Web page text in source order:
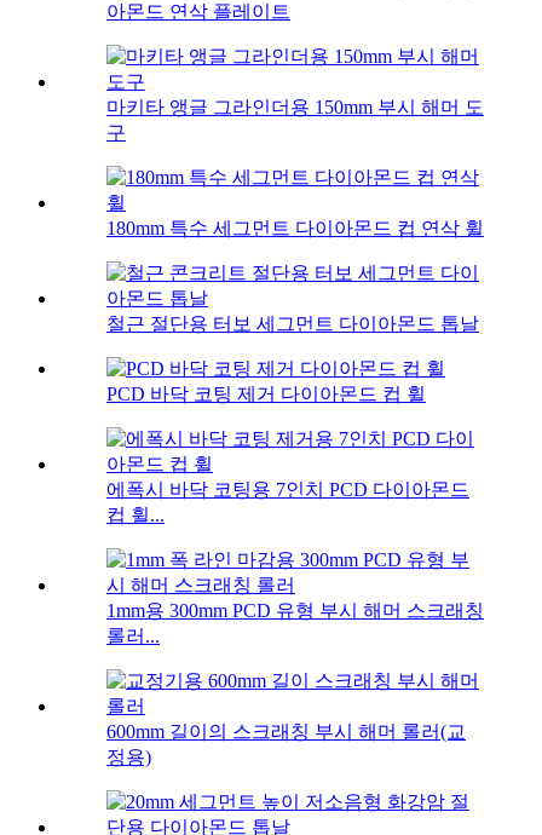
아몬드 연삭 플레이트
마키타 앵글 그라인더용 150mm 부시 해머 도
구
180mm 특수 세그먼트 다이아몬드 컵 연삭 휠
철근 절단용 터보 세그먼트 다이아몬드 톱날
PCD 바닥 코팅 제거 다이아몬드 컵 휠
에폭시 바닥 코팅용 7인치 PCD 다이아몬드
컵 휠...
1mm용 300mm PCD 유형 부시 해머 스크래칭
롤러...
600mm 길이의 스크래칭 부시 해머 롤러(교
정용)